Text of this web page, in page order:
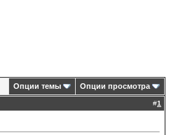
Опции темы Опции просмотра
#1